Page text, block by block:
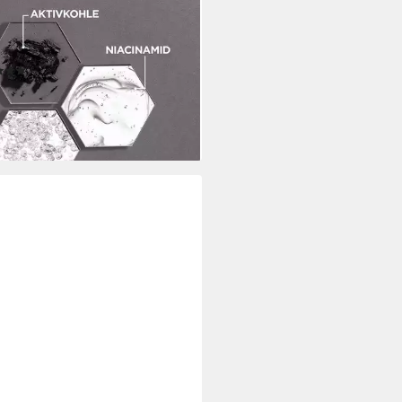
Garnier AHA + BHA
Gesichtspflege Hautklar,
1-tlg.
(1)
€
€/ 1 l)
- in 6-7 Werktagen bei dir